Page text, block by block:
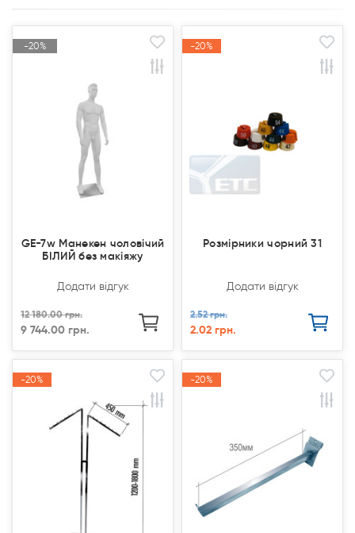
-20%
-20%
GE-7w Манекен чоловічий
БІЛИЙ без макіяжу
Додати відгук
12 180.00 грн.
9 744.00 грн.
-20%
-20%
Розмірники чорний 31
Додати відгук
2.52 грн.
2.02 грн.
-20%
-20% -20%
-20%